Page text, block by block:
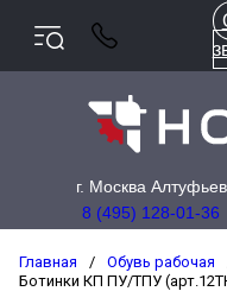
г. Москва
8 (495) 128-01-36
Главная / Обувь рабочая
Ботинки КП ПУ/ТПУ